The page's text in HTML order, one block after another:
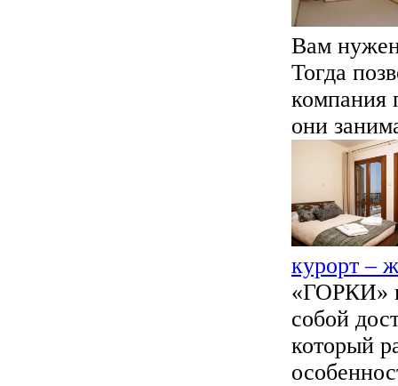
Вам
Тогда
компания
они
курорт –
«ГОРКИ»
собой
который